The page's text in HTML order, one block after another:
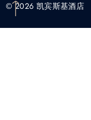
© 2026 凯宾斯基酒店